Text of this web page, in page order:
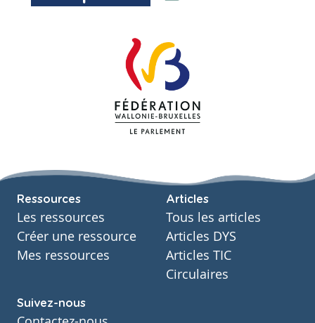
Ressources
Les ressources
Créer une ressource
Mes ressources
Articles
Tous les articles
Articles DYS
Articles TIC
Circulaires
Suivez-nous